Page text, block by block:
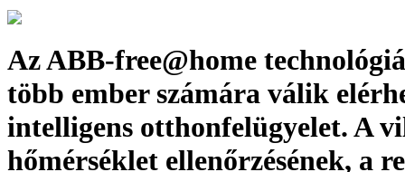
Az ABB-free@home
több ember számára válik
intelligens otthonfelügyelet. A
hőmérséklet ellenőrzésének, a